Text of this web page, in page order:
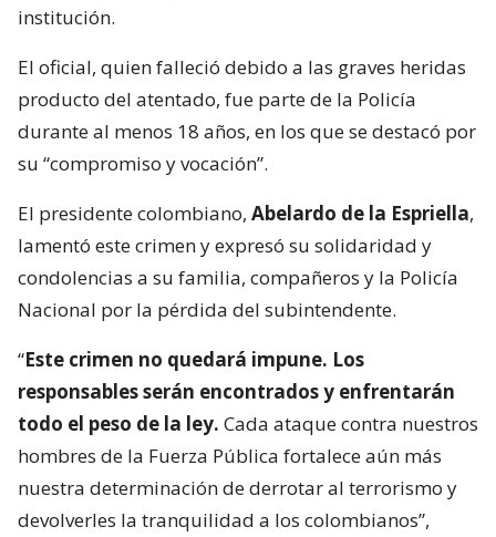
institución.
El oficial, quien falleció debido a las graves heridas
producto del atentado, fue parte de la Policía
durante al menos 18 años, en los que se destacó por
su “compromiso y vocación”.
El presidente colombiano, Abelardo de la Espriella,
lamentó este crimen y expresó su solidaridad y
condolencias a su familia, compañeros y la Policía
Nacional por la pérdida del subintendente.
“Este crimen no quedará impune. Los
responsables serán encontrados y enfrentarán
todo el peso de la ley. Cada ataque contra nuestros
hombres de la Fuerza Pública fortalece aún más
nuestra determinación de derrotar al terrorismo y
devolverles la tranquilidad a los colombianos”,